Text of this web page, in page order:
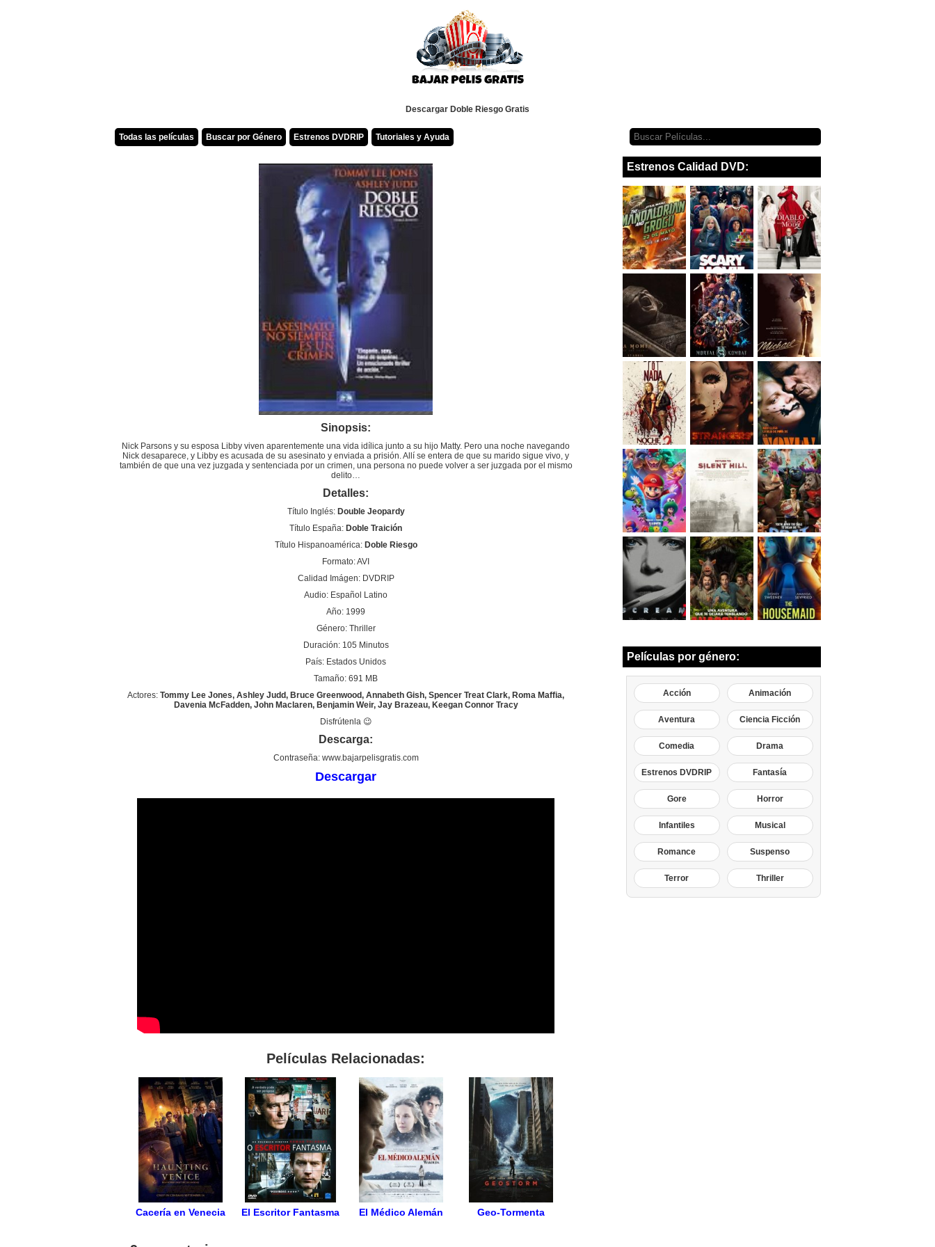
Descargar Doble Riesgo Gratis
Todas las películas Buscar por Género Estrenos DVDRIP Tutoriales y Ayuda
Sinopsis:
Nick Parsons y su esposa Libby viven aparentemente una vida idílica junto a su hijo Matty. Pero una noche navegando
Nick desaparece, y Libby es acusada de su asesinato y enviada a prisión. Allí se entera de que su marido sigue vivo, y
también de que una vez juzgada y sentenciada por un crimen, una persona no puede volver a ser juzgada por el mismo
delito…
Detalles:
Título Inglés: Double Jeopardy
Título España: Doble Traición
Título Hispanoamérica: Doble Riesgo
Formato: AVI
Calidad Imágen: DVDRIP
Audio: Español Latino
Año: 1999
Género: Thriller
Duración: 105 Minutos
País: Estados Unidos
Tamaño: 691 MB
Actores: Tommy Lee Jones, Ashley Judd, Bruce Greenwood, Annabeth Gish, Spencer Treat Clark, Roma Maffia,
Davenia McFadden, John Maclaren, Benjamin Weir, Jay Brazeau, Keegan Connor Tracy
Disfrútenla 😉
Descarga:
Contraseña: www.bajarpelisgratis.com
Descargar
Películas Relacionadas:
Cacería en Venecia El Escritor Fantasma El Médico Alemán Geo-Tormenta
Estrenos Calidad DVD:
Películas por género:
Acción Animación
Aventura Ciencia Ficción
Comedia Drama
Estrenos DVDRIP Fantasía
Gore Horror
Infantiles Musical
Romance Suspenso
Terror Thriller